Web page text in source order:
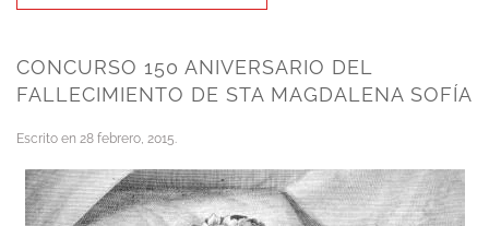
CONCURSO 150 ANIVERSARIO DEL
FALLECIMIENTO DE STA MAGDALENA SOFÍA
Escrito en 28 febrero, 2015.